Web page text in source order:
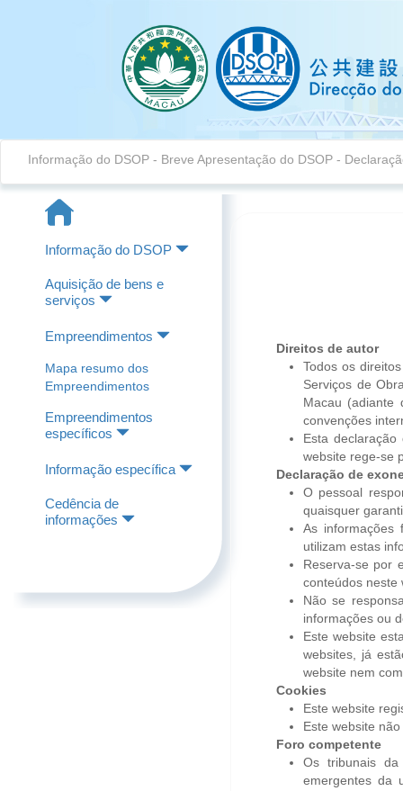
Informação do DSOP - Breve Apresentação do DSOP -
Informação do DSOP
Aquisição de bens e
serviços
Empreendimentos
Mapa resumo dos
Empreendimentos
Empreendimentos
específicos
Informação específica
Cedência de
informações
Direitos de autor
Todos os
Serviços de
Macau (adiante
convenções
Esta
website rege-se
Declaração de
O pessoal
quaisquer
As informações
utilizam estas
Reserva-se por
conteúdos neste
Não se
informações ou
Este website
websites, já
website nem
Cookies
Este website
Este website
Foro competente
Os tribunais da
emergentes da